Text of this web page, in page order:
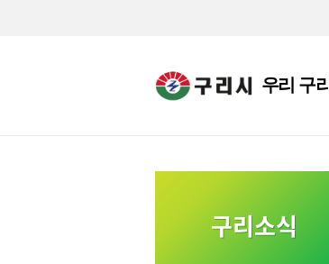
우리 구리
구리소식